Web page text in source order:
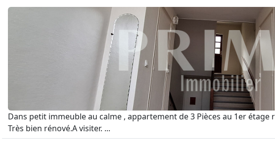
Dans petit immeuble au calme , appartement de 3 Pièces au 1er
Très bien rénové.A visiter. ...